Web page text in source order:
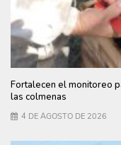
Fortalecen el monitoreo
las colmenas
4 DE AGOSTO DE 2026